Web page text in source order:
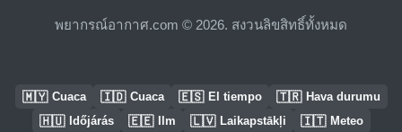
พยากรณ์อากาศ.com © 2026. สงวนลิขสิทธิ์ทั้งหมด
🇲🇾 Cuaca 🇮🇩 Cuaca 🇪🇸 El tiempo 🇹🇷 Hava durumu
🇭🇺 Időjárás 🇪🇪 Ilm 🇱🇻 Laikapstākļi 🇮🇹 Meteo